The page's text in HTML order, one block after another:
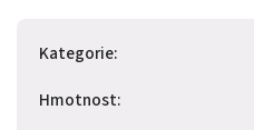
Kategorie:
Hmotnost: